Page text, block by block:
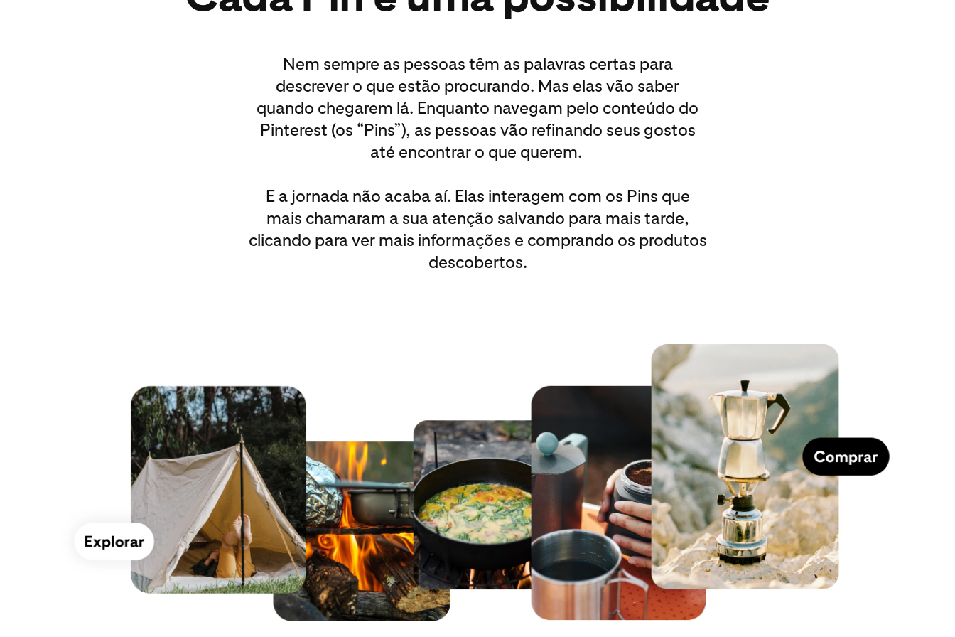
Nem sempre as pessoas têm as palavras certas para
descrever o que estão procurando. Mas elas vão saber
quando chegarem lá. Enquanto navegam pelo conteúdo do
Pinterest (os “Pins”), as pessoas vão refinando seus gostos
até encontrar o que querem.
E a jornada não acaba aí. Elas interagem com os Pins que
mais chamaram a sua atenção salvando para mais tarde,
clicando para ver mais informações e comprando os produtos
descobertos.